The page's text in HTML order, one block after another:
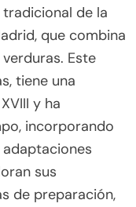
de la
que combina
Este
tiene una
y ha
incorporando
sus
de preparación,